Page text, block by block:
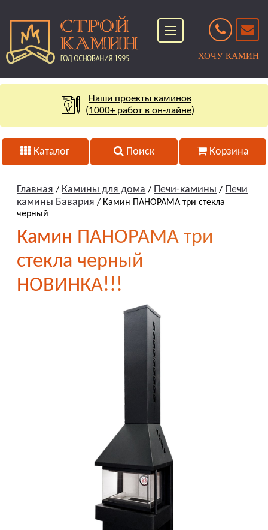
ХОЧУ КАМИН
Наши проекты каминов
(1000+ работ в он-лайне)
Каталог Поиск Корзина
Главная / Камины для дома / Печи-камины / Печи
камины Бавария / Камин ПАНОРАМА три стекла
черный
Камин ПАНОРАМА три
стекла черный
НОВИНКА!!!